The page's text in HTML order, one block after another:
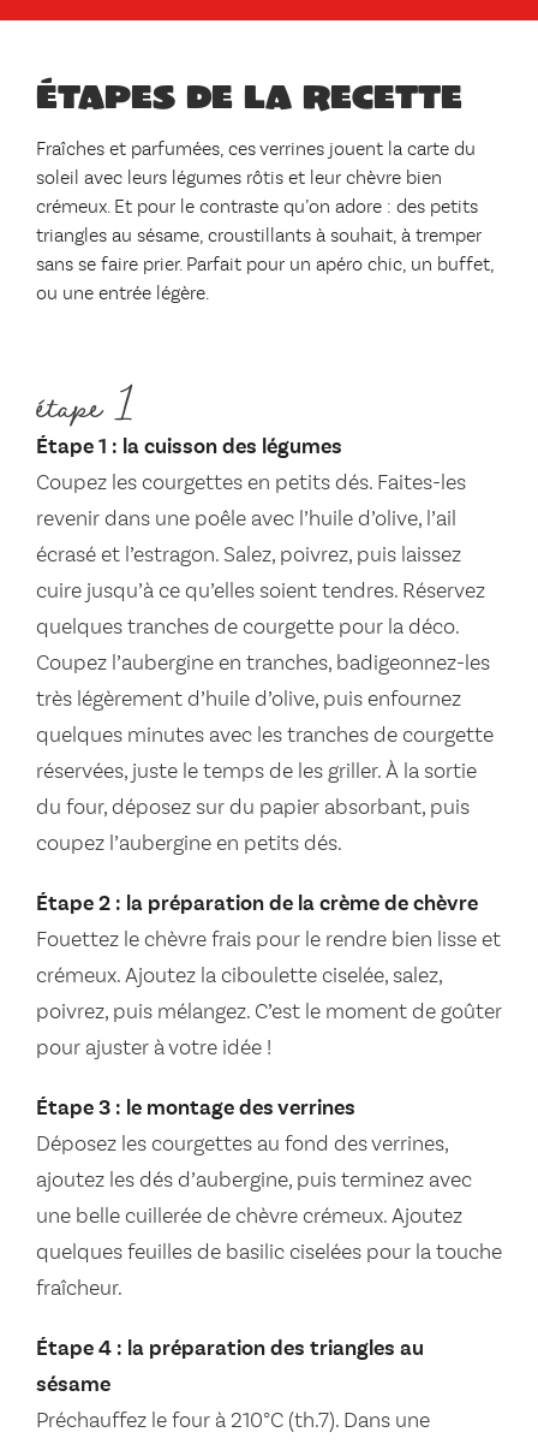
Étapes de la recette
Fraîches et parfumées, ces verrines jouent la carte du
soleil avec leurs légumes rôtis et leur chèvre bien
crémeux. Et pour le contraste qu’on adore : des petits
triangles au sésame, croustillants à souhait, à tremper
sans se faire prier. Parfait pour un apéro chic, un buffet,
ou une entrée légère.
étape 1
Étape 1 : la cuisson des légumes
Coupez les courgettes en petits dés. Faites-les
revenir dans une poêle avec l’huile d’olive, l’ail
écrasé et l’estragon. Salez, poivrez, puis laissez
cuire jusqu’à ce qu’elles soient tendres. Réservez
quelques tranches de courgette pour la déco.
Coupez l’aubergine en tranches, badigeonnez-les
très légèrement d’huile d’olive, puis enfournez
quelques minutes avec les tranches de courgette
réservées, juste le temps de les griller. À la sortie
du four, déposez sur du papier absorbant, puis
coupez l’aubergine en petits dés.
Étape 2 : la préparation de la crème de chèvre
Fouettez le chèvre frais pour le rendre bien lisse et
crémeux. Ajoutez la ciboulette ciselée, salez,
poivrez, puis mélangez. C’est le moment de goûter
pour ajuster à votre idée !
Étape 3 : le montage des verrines
Déposez les courgettes au fond des verrines,
ajoutez les dés d’aubergine, puis terminez avec
une belle cuillerée de chèvre crémeux. Ajoutez
quelques feuilles de basilic ciselées pour la touche
fraîcheur.
Étape 4 : la préparation des triangles au
sésame
Préchauffez le four à 210°C (th.7). Dans une